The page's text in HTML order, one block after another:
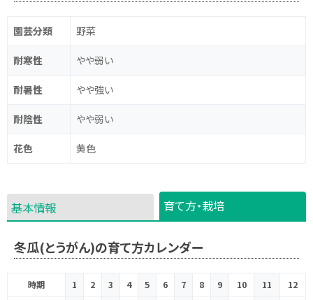
園芸分類 野菜
耐寒性 やや弱い
耐暑性 やや強い
耐陰性 やや弱い
花色 黄色
基本情報 育て方・栽培
冬瓜(とうがん)の育て方カレンダー
時期 1 2 3 4 5 6 7 8 9 10 11
12